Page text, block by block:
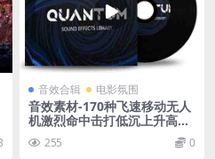
音效合辑 电影氛围
音效素材-170种飞速移动无人
机激烈命中击打低沉上升高质
量电影预告片音效 Epic Soun
d Effects – Quantum
255 0